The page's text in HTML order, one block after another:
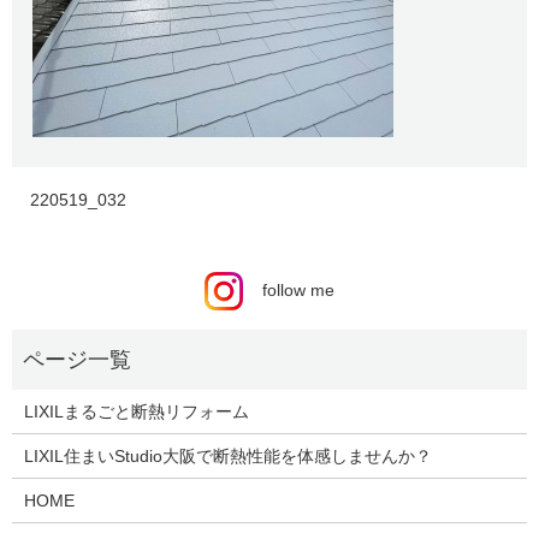
220519_032
follow me
LIXILまるごと断熱リフォーム
LIXIL住まいStudio大阪で断熱性能を体感しませんか？
HOME